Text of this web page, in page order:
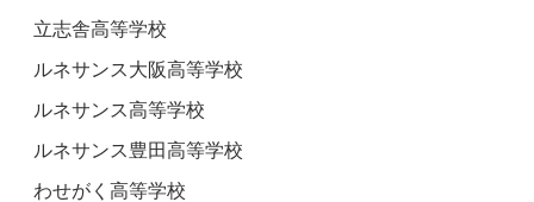
立志舎高等学校
ルネサンス大阪高等学校
ルネサンス高等学校
ルネサンス豊田高等学校
わせがく高等学校